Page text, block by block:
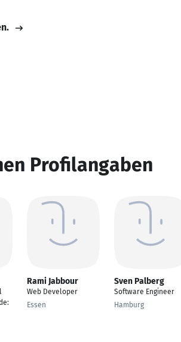
Profilangaben
Rami Jabbour
Web Developer
Essen
Sven Palberg
Software Engineer
Hamburg